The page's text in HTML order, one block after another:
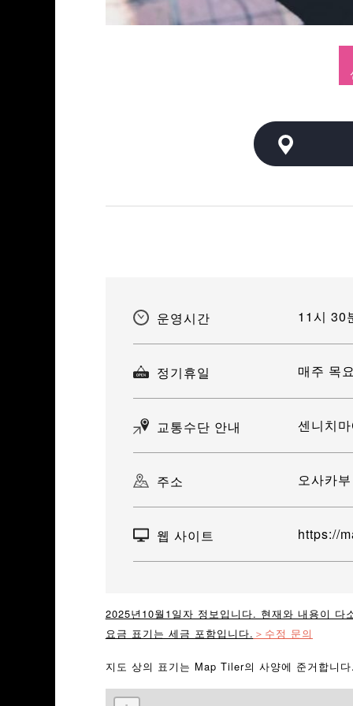
운영시간 11시 30
정기휴일 매주 목
교통수단 안내 센니치
주소 오사카
웹 사이트 https://
2025년10월1일자 정보입니다. 현재와 내용이 다
요금 표기는 세금 포함입니다. ＞수정 문의
지도 상의 표기는 Map Tiler의 사양에 준거합니